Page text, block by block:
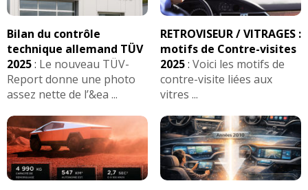
12/20
2.0 TDI 150 ch Seat Léon 2l tdi 150 FR
DSG (2(0 )
10/20 2.0 TDI 150 ch 2014 FR 31000 km(1
19/20 2.0 TDI 150 ch(0 )
15/20
2.0 TDI 150 ch boite manuelle,jantes
Bilan du contrôle
technique allemand TÜV
2025: Le nouveau TÜV-
Report donne une photo
assez nette de l’&ea ...
RETROVISEUR / VITRAGES :
motifs de Contre-visites
2025: Voici les motifs de
contre-visite liées aux
vitres ...